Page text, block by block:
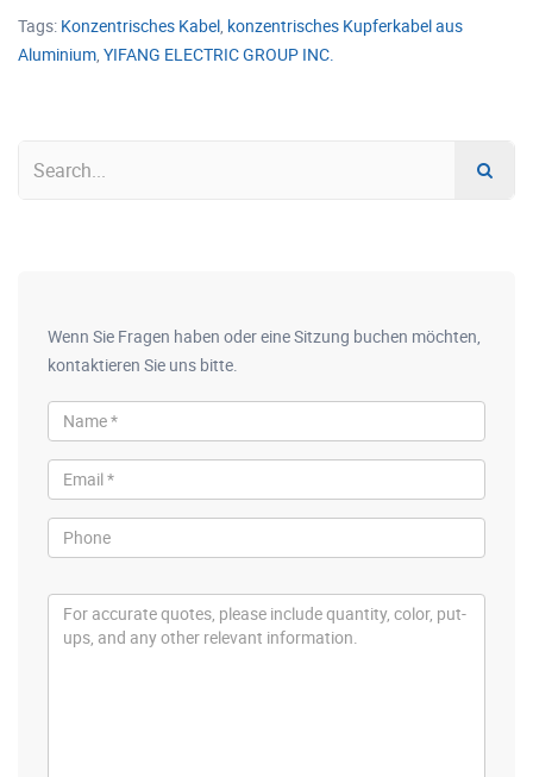
Tags: Konzentrisches Kabel konzentrisches Kupferkabel aus
Aluminium YIFANG ELECTRIC GROUP INC.
Wenn Sie Fragen haben oder eine Sitzung buchen möchten,
kontaktieren Sie uns bitte.